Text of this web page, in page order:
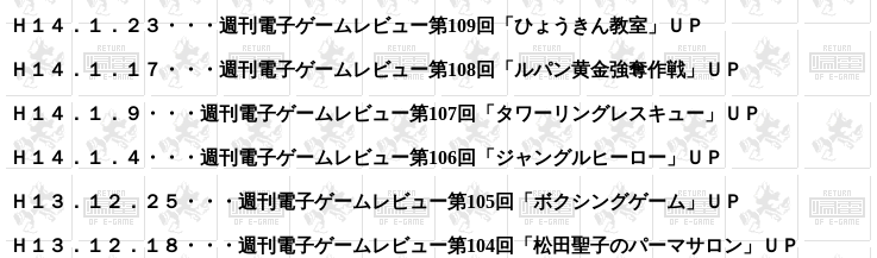
Ｈ１４．１．２３・・・週刊電子ゲームレビュー第109回「 ひょうきん教室」ＵＰ
Ｈ１４．１．１７・・・ 週刊電子ゲームレビュー第108回「 ルパン黄金強奪作戦」ＵＰ
Ｈ１４．１．９・・・ 週刊電子ゲームレビュー第107回「 タワーリングレスキュー」ＵＰ
Ｈ１４．１．４・・・ 週刊電子ゲームレビュー第106回「 ジャングルヒーロー」ＵＰ
Ｈ１３．１２．２５・・・週刊電子ゲームレビュー第105回「ボクシングゲーム」ＵＰ
Ｈ１３．１２．１８・・・週刊電子ゲームレビュー第104回「松田聖子のパーマサロン」ＵＰ